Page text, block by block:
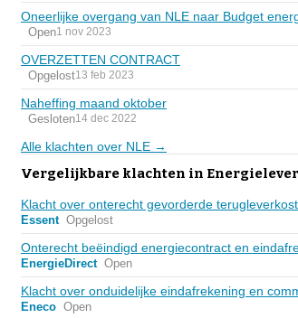
Oneerlijke overgang van NLE naar Budget
Open1 nov 2023
OVERZETTEN CONTRACT
Opgelost13 feb 2023
Naheffing maand oktober
Gesloten14 dec 2022
Alle klachten over NLE →
Vergelijkbare klachten in
Klacht over onterecht gevorderde
Essent Opgelost
Onterecht beëindigd energiecontract en
EnergieDirect Open
Klacht over onduidelijke eindafrekening en
Eneco Open